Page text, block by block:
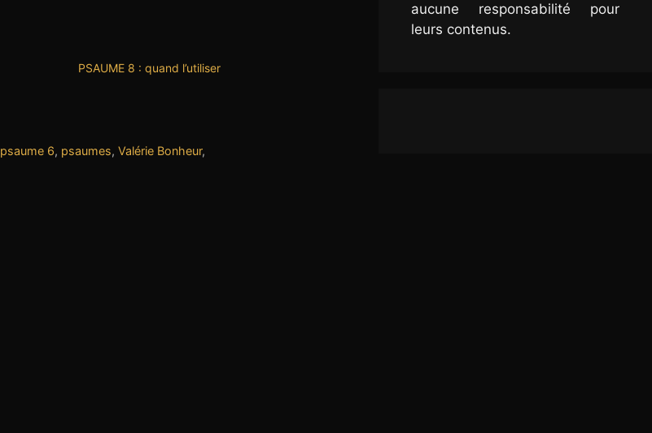
PSAUME 8 : quand l’utiliser
psaume 6, psaumes, Valérie Bonheur,
aucune responsabilité pour
leurs contenus.